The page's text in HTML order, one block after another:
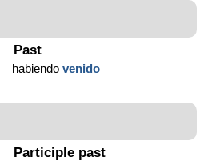
Past
habiendovenido
Participle past